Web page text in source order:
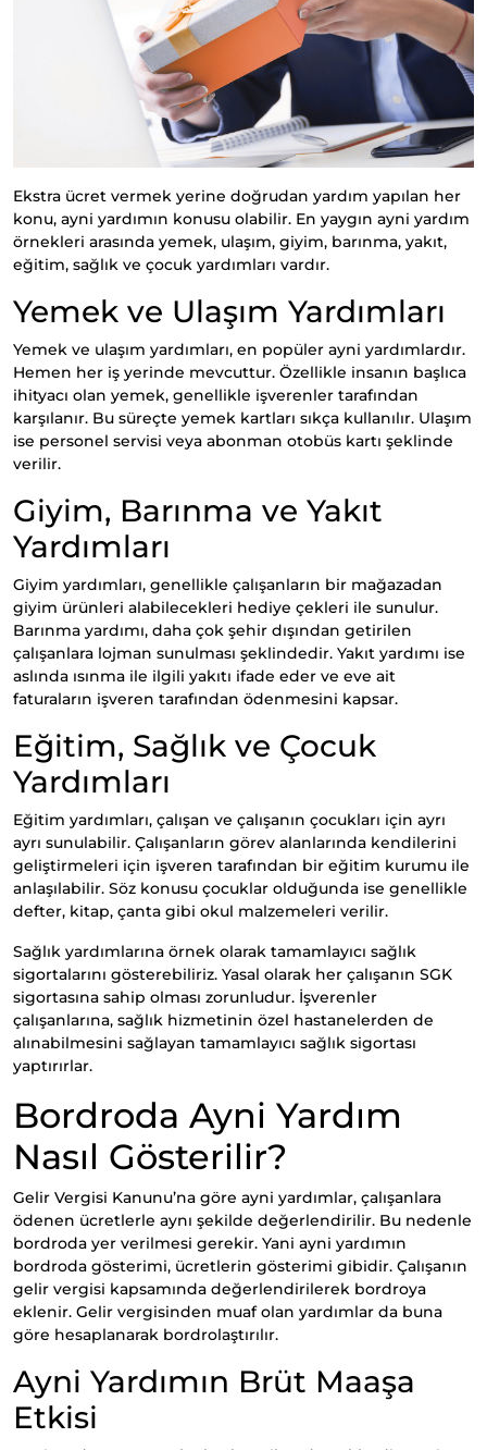
Ekstra ücret vermek yerine doğrudan yardım yapılan her
konu, ayni yardımın konusu olabilir. En yaygın ayni yardım
örnekleri arasında yemek, ulaşım, giyim, barınma, yakıt,
eğitim, sağlık ve çocuk yardımları vardır.
Yemek ve Ulaşım Yardımları
Yemek ve ulaşım yardımları, en popüler ayni yardımlardır.
Hemen her iş yerinde mevcuttur. Özellikle insanın başlıca
ihityacı olan yemek, genellikle işverenler tarafından
karşılanır. Bu süreçte yemek kartları sıkça kullanılır. Ulaşım
ise personel servisi veya abonman otobüs kartı şeklinde
verilir.
Giyim, Barınma ve Yakıt
Yardımları
Giyim yardımları, genellikle çalışanların bir mağazadan
giyim ürünleri alabilecekleri hediye çekleri ile sunulur.
Barınma yardımı, daha çok şehir dışından getirilen
çalışanlara lojman sunulması şeklindedir. Yakıt yardımı ise
aslında ısınma ile ilgili yakıtı ifade eder ve eve ait
faturaların işveren tarafından ödenmesini kapsar.
Eğitim, Sağlık ve Çocuk
Yardımları
Eğitim yardımları, çalışan ve çalışanın çocukları için ayrı
ayrı sunulabilir. Çalışanların görev alanlarında kendilerini
geliştirmeleri için işveren tarafından bir eğitim kurumu ile
anlaşılabilir. Söz konusu çocuklar olduğunda ise genellikle
defter, kitap, çanta gibi okul malzemeleri verilir.
Sağlık yardımlarına örnek olarak tamamlayıcı sağlık
sigortalarını gösterebiliriz. Yasal olarak her çalışanın SGK
sigortasına sahip olması zorunludur. İşverenler
çalışanlarına, sağlık hizmetinin özel hastanelerden de
alınabilmesini sağlayan tamamlayıcı sağlık sigortası
yaptırırlar.
Bordroda Ayni Yardım
Nasıl Gösterilir?
Gelir Vergisi Kanunu’na göre ayni yardımlar, çalışanlara
ödenen ücretlerle aynı şekilde değerlendirilir. Bu nedenle
bordroda yer verilmesi gerekir. Yani ayni yardımın
bordroda gösterimi, ücretlerin gösterimi gibidir. Çalışanın
gelir vergisi kapsamında değerlendirilerek bordroya
eklenir. Gelir vergisinden muaf olan yardımlar da buna
göre hesaplanarak bordrolaştırılır.
Ayni Yardımın Brüt Maaşa
Etkisi